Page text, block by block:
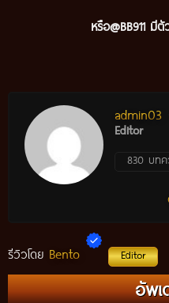
หรือ@BB911 มี
admin03
Editor
830 บท
รีวิวโดย Bento Editor
อัพเ